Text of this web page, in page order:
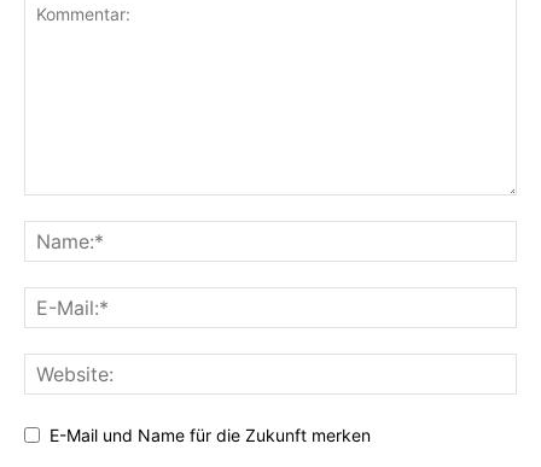
E-Mail und Name für die Zukunft merken